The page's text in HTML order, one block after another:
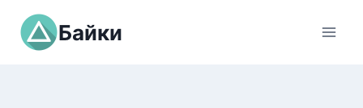
Перейти
содержимому
Байки